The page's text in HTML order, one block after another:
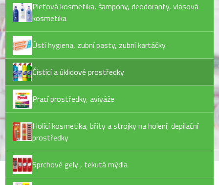
Pleťová kosmetika, šampony, deodoranty, vlasová
kosmetika
Ústí hygiena, zubní pasty, zubní kartáčky
Čistící a úklidové prostředky
Prací prostředky, aviváže
Holící kosmetika, břity a strojky na holení, depilační
prostředky
Sprchové gely , tekutá mýdla